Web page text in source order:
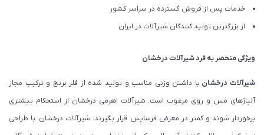
خدمات پس از فروش گسترده در سراسر کشور
از بزرگترین تولید کنندگان شیرآلات در ایران
ویژگی منحصر به فرد شیرآلات درخشان
شیرآلات درخشان با داشتن وزنی مناسب و تولید شده از فلز برنج و ترکیب مجاز
آلیاژهای مس و روی مرغوب است. شیرآلات اهرمی درخشان از استحکام بیشتری
برخوردار شوند و کمتر در معرض فرسایش قرار بگیرند. شیرآلات درخشان با طراحی